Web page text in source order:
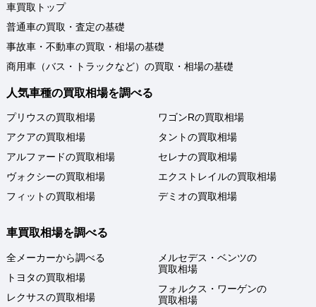
車買取トップ
普通車の買取・査定の基礎
事故車・不動車の買取・相場の基礎
商用車（バス・トラックなど）の買取・相場の基礎
人気車種の買取相場を調べる
プリウスの買取相場
アクアの買取相場
アルファードの買取相場
ヴォクシーの買取相場
フィットの買取相場
ワゴンRの買取相場
タントの買取相場
セレナの買取相場
エクストレイルの買取相場
デミオの買取相場
車買取相場を調べる
全メーカーから調べる
トヨタの買取相場
レクサスの買取相場
メルセデス・ベンツの
買取相場
フォルクス・ワーゲンの
買取相場